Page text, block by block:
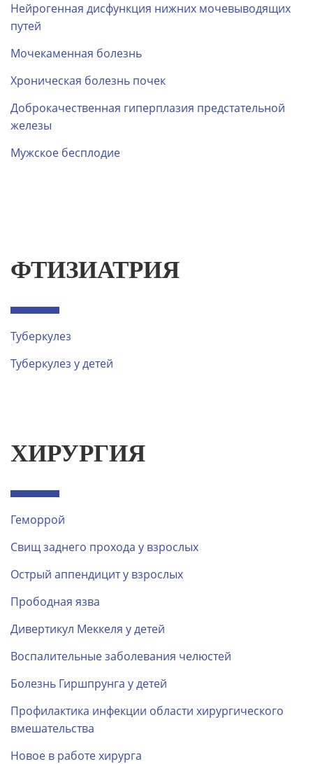
Нейрогенная дисфункция нижних мочевыводящих
путей
Мочекаменная болезнь
Хроническая болезнь почек
Доброкачественная гиперплазия предстательной
железы
Мужское бесплодие
ФТИЗИАТРИЯ
Туберкулез
Туберкулез у детей
ХИРУРГИЯ
Геморрой
Свищ заднего прохода у взрослых
Острый аппендицит у взрослых
Прободная язва
Дивертикул Меккеля у детей
Воспалительные заболевания челюстей
Болезнь Гиршпрунга у детей
Профилактика инфекции области хирургического
вмешательства
Новое в работе хирурга